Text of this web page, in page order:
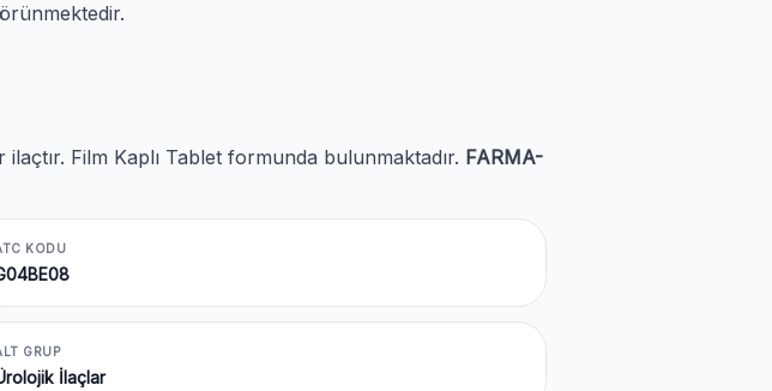
Film Kaplı Tablet formunda bulunmaktadır. FARMA-
KODU
GRUP
İlaçlar